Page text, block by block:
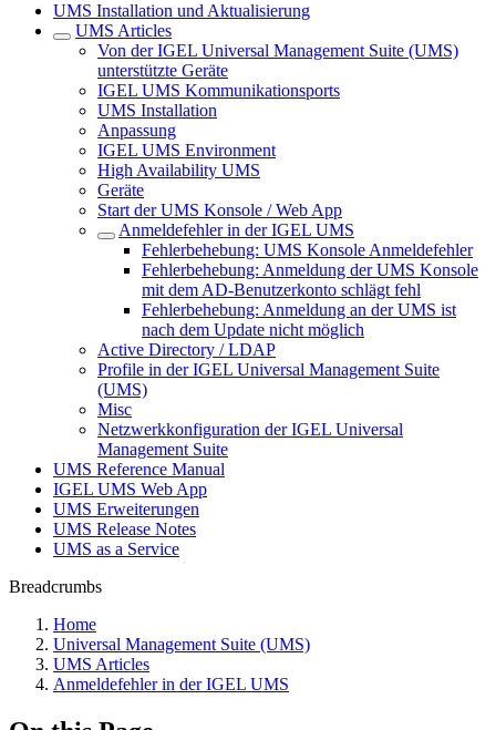
UMS Installation und Aktualisierung
UMS Articles
Von der IGEL Universal Management Suite (UMS)
unterstützte Geräte
IGEL UMS Kommunikationsports
UMS Installation
Anpassung
IGEL UMS Environment
High Availability UMS
Geräte
Start der UMS Konsole / Web App
Anmeldefehler in der IGEL UMS
Fehlerbehebung: UMS Konsole Anmeldefehler
Fehlerbehebung: Anmeldung der UMS Konsole
mit dem AD-Benutzerkonto schlägt fehl
Fehlerbehebung: Anmeldung an der UMS ist
nach dem Update nicht möglich
Active Directory / LDAP
Profile in der IGEL Universal Management Suite
(UMS)
Misc
Netzwerkkonfiguration der IGEL Universal
Management Suite
UMS Reference Manual
IGEL UMS Web App
UMS Erweiterungen
UMS Release Notes
UMS as a Service
Breadcrumbs
Home
Universal Management Suite (UMS)
UMS Articles
Anmeldefehler in der IGEL UMS